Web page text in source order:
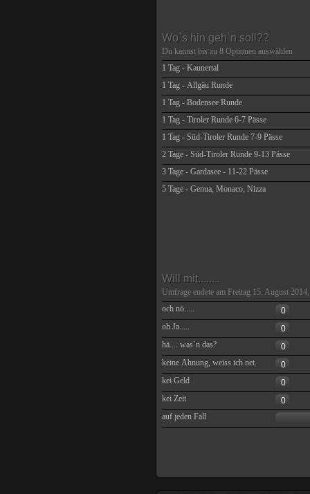
Wo`s hin geh`n soll??
Du kannst bis zu 8 Optionen auswählen
1 Tag - Kaunertal
1 Tag - Allgäu Runde
1 Tag - Bodensee Runde
1 Tag - Tiroler Runde 6-7 Pässe
1 Tag - Süd-Tiroler Runde 7-9 Pässe
2 Tage - Süd-Tiroler Runde 9-13 Pässe
3 Tage - Gardasee - 11-22 Pässe
5 Tage - Genua, Monaco, Nizza
Will mit........
Umfrage endete am Freitag 15. August
och nö.....
0
oh Ja.....
0
hä.... was`n das?
0
keine Ahnung, weiss ich net.
0
kei Geld
0
kei Zeit
0
auf jeden Fall